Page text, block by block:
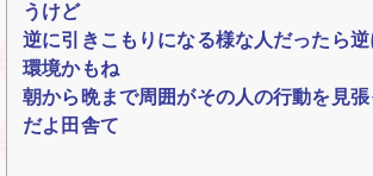
うけど
逆に引きこもりになる様な人だったら
環境かもね
朝から晩まで周囲がその人の行動を見
だよ田舎て